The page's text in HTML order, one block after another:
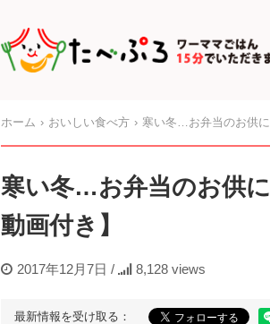
ホーム おいしい食べ方 寒い冬…お弁当のお供に
寒い冬…お弁当のお供
動画付き】
2017年12月7日 / 8,128 views
最新情報を受け取る：